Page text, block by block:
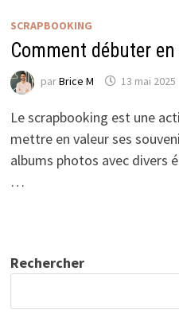
SCRAPBOOKING
Comment débuter
parBrice M 13 mai 2025
Le scrapbooking est une
mettre en valeur ses
albums photos avec divers
…
Rechercher